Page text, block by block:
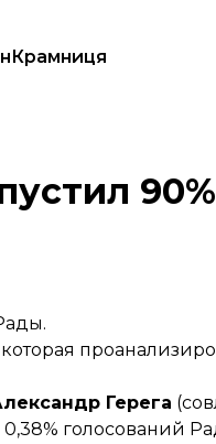
Крамниця
90%
Герега
голосований